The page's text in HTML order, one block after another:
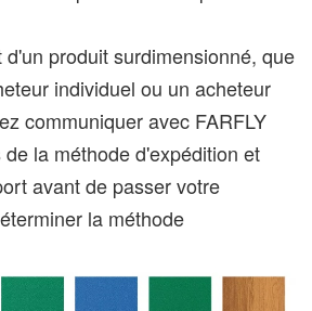
produit surdimensionné, que
individuel ou un acheteur
communiquer avec FARFLY
la méthode d'expédition et
avant de passer votre
la méthode